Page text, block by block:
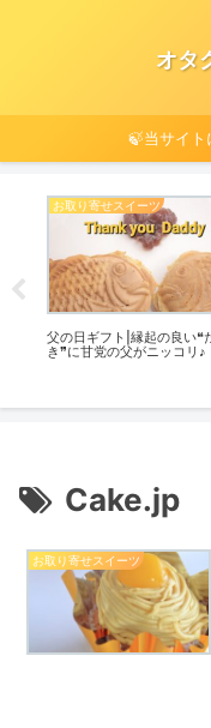
オタ
🍃当サイト
お取り寄せスイーツ
父の日ギフト|縁起の良い❝
き❞に甘党の父がニッコリ♪
Cake.jp
お取り寄せスイーツ